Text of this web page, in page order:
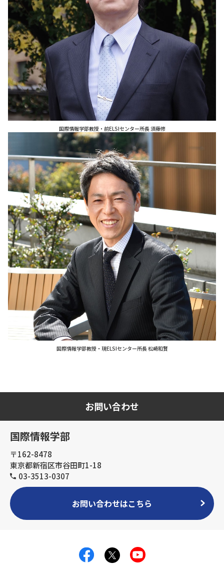
国際情報学部教授・前ELSIセンター所長 須藤修
国際情報学部教授・現ELSIセンター所長 松崎和賢
お問い合わせ
国際情報学部
〒162-8478
東京都新宿区市谷田町1-18
03-3513-0307
お問い合わせはこちら